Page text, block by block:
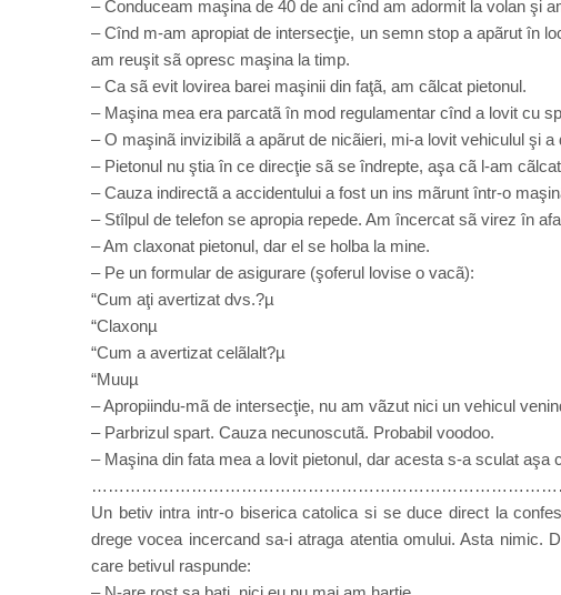
– Conduceam maşina de 40 de ani cînd am adormit la volan şi
– Cînd m-am apropiat de intersecţie, un semn stop a apãrut în
am reuşit sã opresc maşina la timp.
– Ca sã evit lovirea barei maşinii din faţã, am cãlcat pietonul.
– Maşina mea era parcatã în mod regulamentar cînd a lovit cu
– O maşinã invizibilã a apãrut de nicãieri, mi-a lovit vehiculul şi a
– Pietonul nu ştia în ce direcţie sã se îndrepte, aşa cã l-am
– Cauza indirectã a accidentului a fost un ins mãrunt într-o
– Stîlpul de telefon se apropia repede. Am încercat sã virez în
– Am claxonat pietonul, dar el se holba la mine.
– Pe un formular de asigurare (şoferul lovise o vacã):
“Cum aţi avertizat dvs.?µ
“Claxonµ
“Cum a avertizat celãlalt?µ
“Muuµ
– Apropiindu-mã de intersecţie, nu am vãzut nici un vehicul
– Parbrizul spart. Cauza necunoscutã. Probabil voodoo.
– Maşina din fata mea a lovit pietonul, dar acesta s-a sculat aşa
Un betiv intra intr-o biserica catolica si se duce direct la
drege vocea incercand sa-i atraga atentia omului. Asta nimic.
care betivul raspunde: